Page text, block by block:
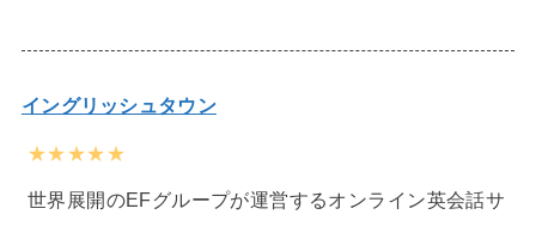
イングリッシュタウン
★★★★★
世界展開のEFグループが運営するオンライン英会話サ